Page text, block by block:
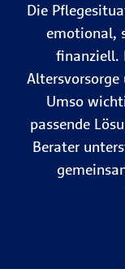
Die
emotional,
finanziell.
Altersvorsorge
Umso
passende
Berater